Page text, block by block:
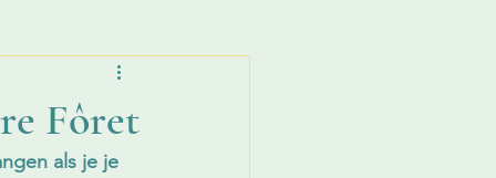
Fôret
als je je